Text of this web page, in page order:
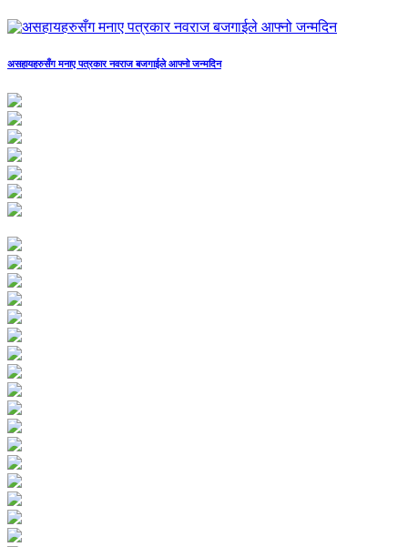
असहायहरुसँग मनाए पत्रकार नवराज बजगाईले आफ्नो जन्मदिन